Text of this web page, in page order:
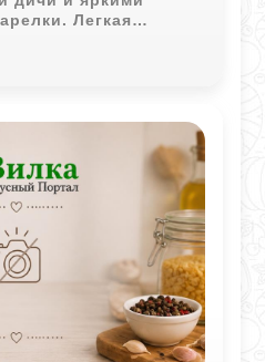
Легкая
перебивает вкус
его